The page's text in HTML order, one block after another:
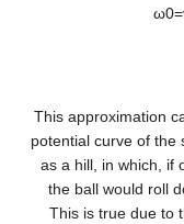
ω0=
This approximation
potential curve of the
as a hill, in which, if
the ball would roll
This is true due to